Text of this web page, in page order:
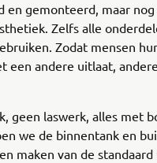
en gemonteerd, maar
Zelfs alle
Zodat mensen
een andere uitlaat,
geen laswerk, alles met
we de binnentank en
maken van de